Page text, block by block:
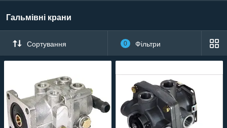
Гальмівні крани
Сортування 0 Фільтри